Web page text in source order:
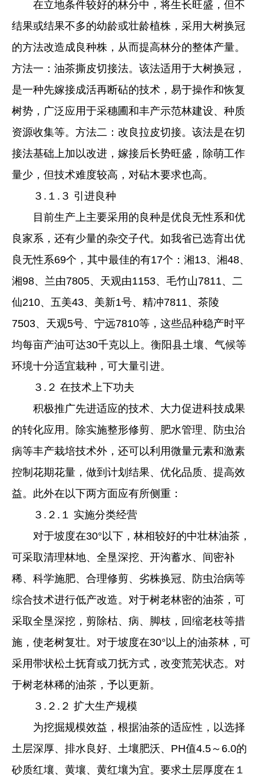
在立地条件较好的林分中，将生长旺盛，但不
结果或结果不多的幼龄或壮龄植株，采用大树换冠
的方法改造成良种株，从而提高林分的整体产量。
方法一：油茶撕皮切接法。该法适用于大树换冠，
是一种先嫁接成活再断砧的技术，易于操作和恢复
树势，广泛应用于采穗圃和丰产示范林建设、种质
资源收集等。方法二：改良拉皮切接。该法是在切
接法基础上加以改进，嫁接后长势旺盛，除萌工作
量少，但技术难度较高，对砧木要求也高。
３.１.３ 引进良种
目前生产上主要采用的良种是优良无性系和优
良家系，还有少量的杂交子代。如我省已选育出优
良无性系69个，其中最佳的有17个：湘13、湘48、
湘98、兰由7805、天观由1153、毛竹山7811、二
仙210、五美43、美新1号、精冲7811、茶陵
7503、天观5号、宁远7810等，这些品种稳产时平
均每亩产油可达30千克以上。衡阳县土壤、气候等
环境十分适宜栽种，可大量引进。
３.２ 在技术上下功夫
积极推广先进适应的技术、大力促进科技成果
的转化应用。除实施整形修剪、肥水管理、防虫治
病等丰产栽培技术外，还可以利用微量元素和激素
控制花期花量，做到计划结果、优化品质、提高效
益。此外在以下两方面应有所侧重：
３.２.１ 实施分类经营
对于坡度在30°以下，林相较好的中壮林油茶，
可采取清理林地、全垦深挖、开沟蓄水、间密补
稀、科学施肥、合理修剪、劣株换冠、防虫治病等
综合技术进行低产改造。对于树老林密的油茶，可
采取全垦深挖，剪除枯、病、脚枝，回缩老枝等措
施，使老树复壮。对于坡度在30°以上的油茶林，可
采用带状松土抚育或刀抚方式，改变荒芜状态。对
于树老林稀的油茶，予以更新。
３.２.２ 扩大生产规模
为挖掘规模效益，根据油茶的适应性，以选择
土层深厚、排水良好、土壤肥沃、PH值4.5～6.0的
砂质红壤、黄壤、黄红壤为宜。要求土层厚度在１